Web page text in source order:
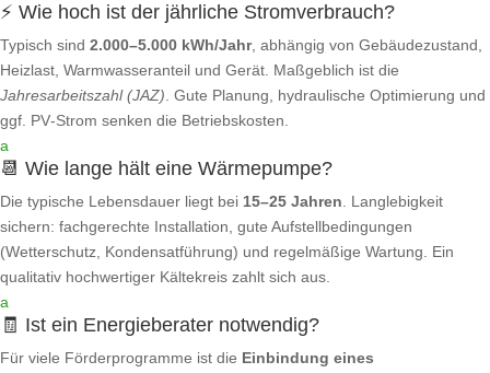
⚡ Wie hoch ist der jährliche Stromverbrauch?
Typisch sind 2.000–5.000 kWh/Jahr, abhängig von Gebäudezustand,
Heizlast, Warmwasseranteil und Gerät. Maßgeblich ist die
Jahresarbeitszahl (JAZ). Gute Planung, hydraulische Optimierung und
ggf. PV‑Strom senken die Betriebskosten.
a
📆 Wie lange hält eine Wärmepumpe?
Die typische Lebensdauer liegt bei 15–25 Jahren. Langlebigkeit
sichern: fachgerechte Installation, gute Aufstellbedingungen
(Wetterschutz, Kondensatführung) und regelmäßige Wartung. Ein
qualitativ hochwertiger Kältekreis zahlt sich aus.
a
🧾 Ist ein Energieberater notwendig?
Für viele Förderprogramme ist die Einbindung eines